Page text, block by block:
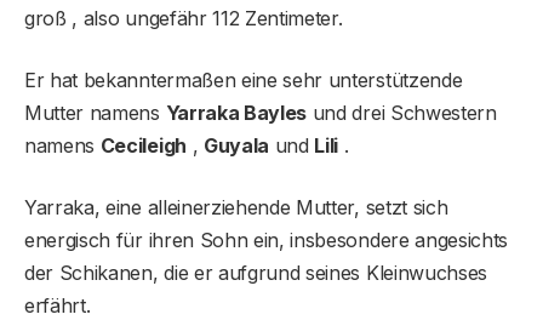
groß , also ungefähr 112 Zentimeter.
Er hat bekanntermaßen eine sehr unterstützende
Mutter namens Yarraka Bayles und drei Schwestern
namens Cecileigh , Guyala und Lili .
Yarraka, eine alleinerziehende Mutter, setzt sich
energisch für ihren Sohn ein, insbesondere angesichts
der Schikanen, die er aufgrund seines Kleinwuchses
erfährt.